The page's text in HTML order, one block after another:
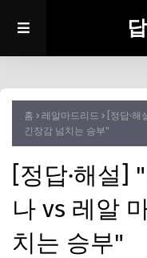
홈 레알마드리드
[정답·
긴장감 넘치는 승부"
[정답·해설]
나 vs 레알
치는 승부"